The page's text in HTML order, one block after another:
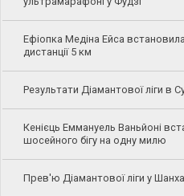
Ефіопка Медіна Ейса
дистанції 5 км
Результати Діамантової ліги в
Кенієць Еммануель Ваньйоні
шосейного бігу на одну милю
Прев'ю Діамантової ліги у